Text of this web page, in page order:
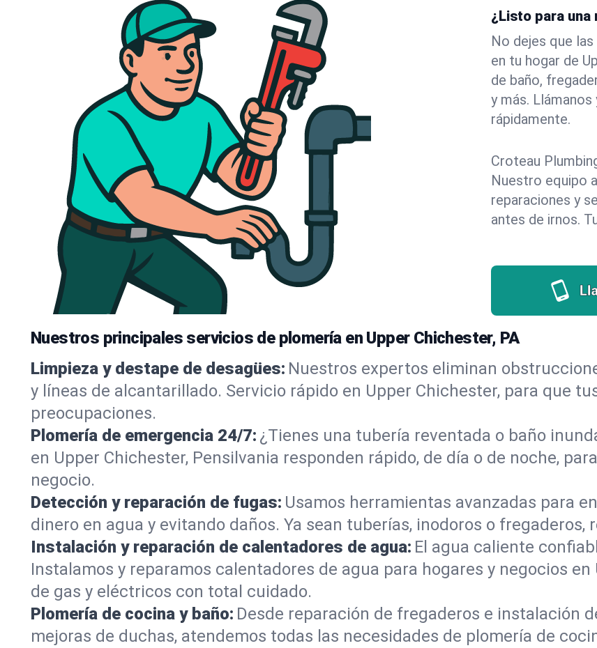
¿Listo para una
No dejes que
en tu hogar de
de baño,
y más.
rápidamente.
Croteau
Nuestro equipo
reparaciones y
antes de irnos.
Nuestros principales servicios de plomería en Upper Chichester, PA
Limpieza y destape de desagües: Nuestros expertos eliminan
y líneas de alcantarillado. Servicio rápido en Upper Chichester, para que
preocupaciones.
Plomería de emergencia 24/7: ¿Tienes una tubería reventada o baño
en Upper Chichester, Pensilvania responden rápido, de día o de noche,
negocio.
Detección y reparación de fugas: Usamos herramientas avanzadas para
dinero en agua y evitando daños. Ya sean tuberías, inodoros o
Instalación y reparación de calentadores de agua: El agua caliente
Instalamos y reparamos calentadores de agua para hogares y negocios
de gas y eléctricos con total cuidado.
Plomería de cocina y baño: Desde reparación de fregaderos e instalación
mejoras de duchas, atendemos todas las necesidades de plomería de